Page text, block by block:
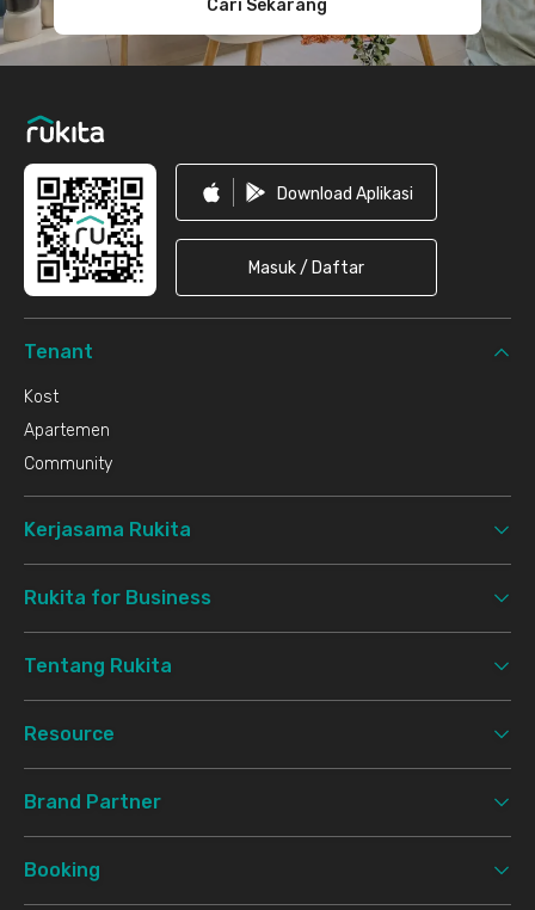
Cari Sekarang
Download Aplikasi
Masuk / Daftar
Tenant
Kost
Apartemen
Community
Kerjasama Rukita
Rukita for Business
Tentang Rukita
Resource
Brand Partner
Booking